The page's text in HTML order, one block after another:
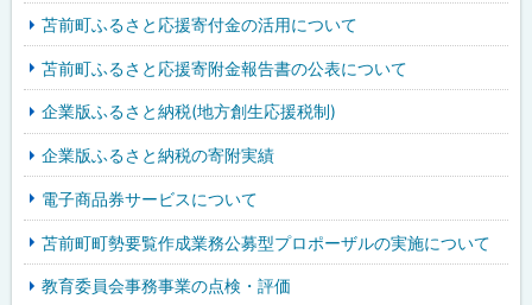
苫前町ふるさと応援寄付金の活用について
苫前町ふるさと応援寄附金報告書の公表について
企業版ふるさと納税(地方創生応援税制)
企業版ふるさと納税の寄附実績
電子商品券サービスについて
苫前町町勢要覧作成業務公募型プロポーザルの実施について
教育委員会事務事業の点検・評価